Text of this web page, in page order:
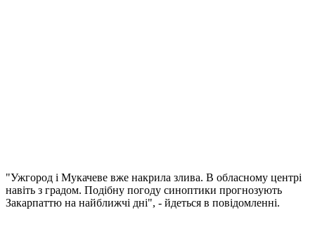
"Ужгород і Мукачеве вже накрила злива. В обласному центрі
навіть з градом. Подібну погоду синоптики прогнозують
Закарпаттю на найближчі дні", - йдеться в повідомленні.